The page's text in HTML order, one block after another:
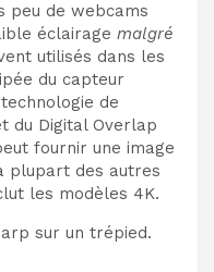
peu de webcams
éclairage malgré
utilisés dans les
du capteur
technologie de
du Digital Overlap
fournir une image
plupart des autres
les modèles 4K.